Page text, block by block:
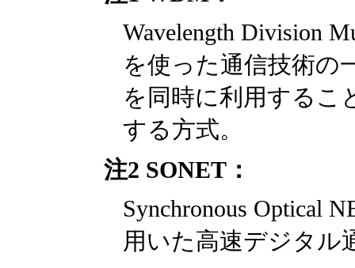
Wavelength Division
を使った通信技術の
を同時に利用するこ
する方式。
注2 SONET：
Synchronous Optical
用いた高速デジタル